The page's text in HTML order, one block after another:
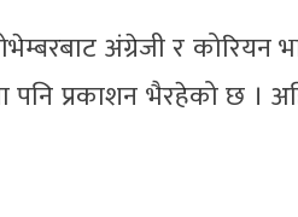
अंग्रेजी र कोरियन
पनि प्रकाशन भैरहेको छ ।